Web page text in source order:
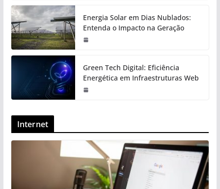
Energia Solar em Dias Nublados:
Entenda o Impacto na Geração
Green Tech Digital: Eficiência
Energética em Infraestruturas Web
Internet